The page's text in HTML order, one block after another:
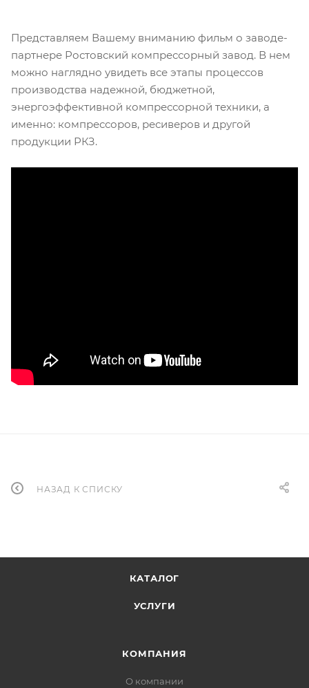
Представляем Вашему вниманию фильм о заводе-
партнере Ростовский компрессорный завод. В нем
можно наглядно увидеть все этапы процессов
производства надежной, бюджетной,
энергоэффективной компрессорной техники, а
именно: компрессоров, ресиверов и другой
продукции РКЗ.
НАЗАД К СПИСКУ
КАТАЛОГ
УСЛУГИ
КОМПАНИЯ
О компании